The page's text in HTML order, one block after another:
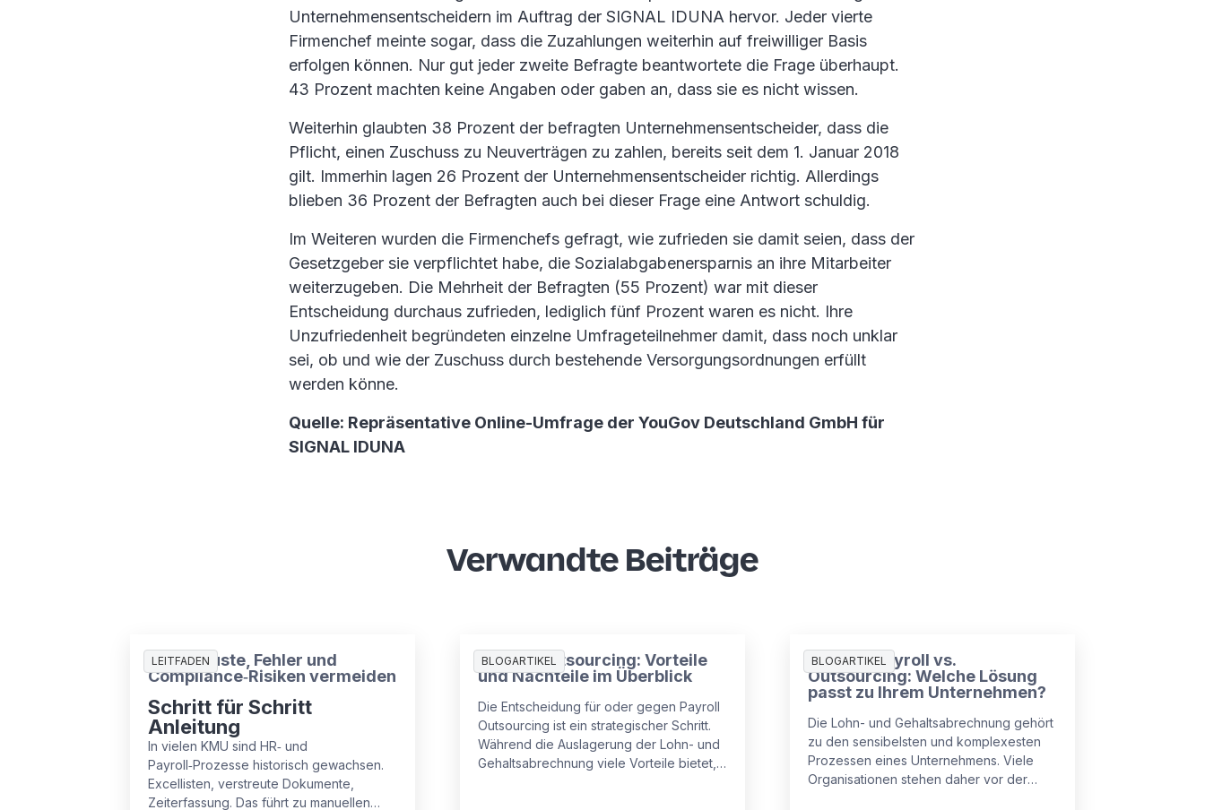
Unternehmensentscheidern im Auftrag der SIGNAL IDUNA hervor. Jeder vierte
Firmenchef meinte sogar, dass die Zuzahlungen weiterhin auf freiwilliger Basis
erfolgen können. Nur gut jeder zweite Befragte beantwortete die Frage überhaupt.
43 Prozent machten keine Angaben oder gaben an, dass sie es nicht wissen.
Weiterhin glaubten 38 Prozent der befragten Unternehmensentscheider, dass die
Pflicht, einen Zuschuss zu Neuverträgen zu zahlen, bereits seit dem 1. Januar 2018
gilt. Immerhin lagen 26 Prozent der Unternehmensentscheider richtig. Allerdings
blieben 36 Prozent der Befragten auch bei dieser Frage eine Antwort schuldig.
Im Weiteren wurden die Firmenchefs gefragt, wie zufrieden sie damit seien, dass der
Gesetzgeber sie verpflichtet habe, die Sozialabgabenersparnis an ihre Mitarbeiter
weiterzugeben. Die Mehrheit der Befragten (55 Prozent) war mit dieser
Entscheidung durchaus zufrieden, lediglich fünf Prozent waren es nicht. Ihre
Unzufriedenheit begründeten einzelne Umfrageteilnehmer damit, dass noch unklar
sei, ob und wie der Zuschuss durch bestehende Versorgungsordnungen erfüllt
werden könne.
Quelle: Repräsentative Online-Umfrage der YouGov Deutschland GmbH für
SIGNAL IDUNA
Verwandte Beiträge
LEITFADEN
Zeitverluste, Fehler und
Compliance‑Risiken vermeiden
Schritt für Schritt
Anleitung
In vielen KMU sind HR‑ und
Payroll‑Prozesse historisch gewachsen.
Excellisten, verstreute Dokumente,
Zeiterfassung. Das führt zu manuellen
BLOGARTIKEL
Payroll Outsourcing: Vorteile
und Nachteile im Überblick
Die Entscheidung für oder gegen Payroll
Outsourcing ist ein strategischer Schritt.
Während die Auslagerung der Lohn- und
Gehaltsabrechnung viele Vorteile bietet,
BLOGARTIKEL
Inhouse Payroll vs.
Outsourcing: Welche Lösung
passt zu Ihrem Unternehmen?
Die Lohn- und Gehaltsabrechnung gehört
zu den sensibelsten und komplexesten
Prozessen eines Unternehmens. Viele
Organisationen stehen daher vor der